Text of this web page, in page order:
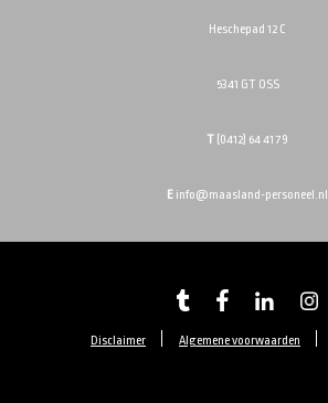
Heschepad 12 C
5341 GT OSS
T (0412) 64 41 79
E info@maasland-personeel.nl
Disclaimer Algemene voorwaarden